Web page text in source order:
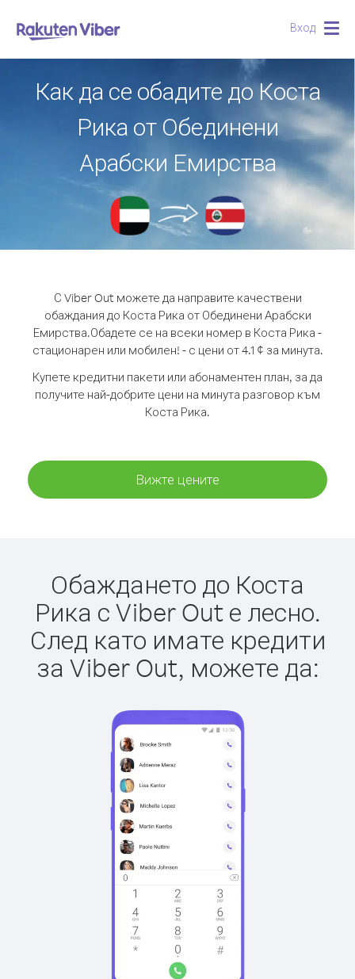
Вход
Как да се обадите до Коста
Рика от Обединени
Арабски Емирства
С Viber Out можете да направите качествени
обаждания до Коста Рика от Обединени Арабски
Емирства.Обадете се на всеки номер в Коста Рика -
стационарен или мобилен! - с цени от 4.1 ¢ за минута.
Купете кредитни пакети или абонаментен план, за да
получите най-добрите цени на минута разговор към
Коста Рика.
Вижте цените
Обаждането до Коста
Рика с Viber Out е лесно.
След като имате кредити
за Viber Out, можете да: